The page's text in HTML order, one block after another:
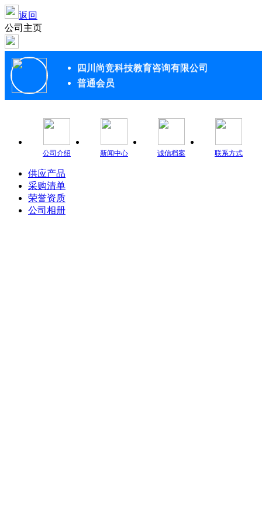
返回
公司主页
四川尚竞科技教育咨询有限公司
普通会员
公司介绍 新闻中心 诚信档案 联系方式
供应产品
采购清单
荣誉资质
公司相册